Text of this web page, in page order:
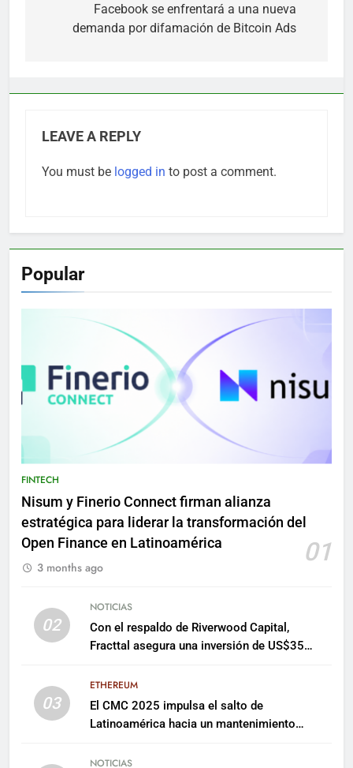
navigationFacebook se enfrentará a una nueva
demanda por difamación de Bitcoin Ads
LEAVE A REPLY
You must be logged in to post a comment.
Popular
FINTECH
Nisum y Finerio Connect firman alianza
estratégica para liderar la transformación del
Open Finance en Latinoamérica
01
3 months ago
02
NOTICIAS
Con el respaldo de Riverwood Capital,
Fracttal asegura una inversión de US$35
03
ETHEREUM
El CMC 2025 impulsa el salto de
Latinoamérica hacia un mantenimiento
NOTICIAS